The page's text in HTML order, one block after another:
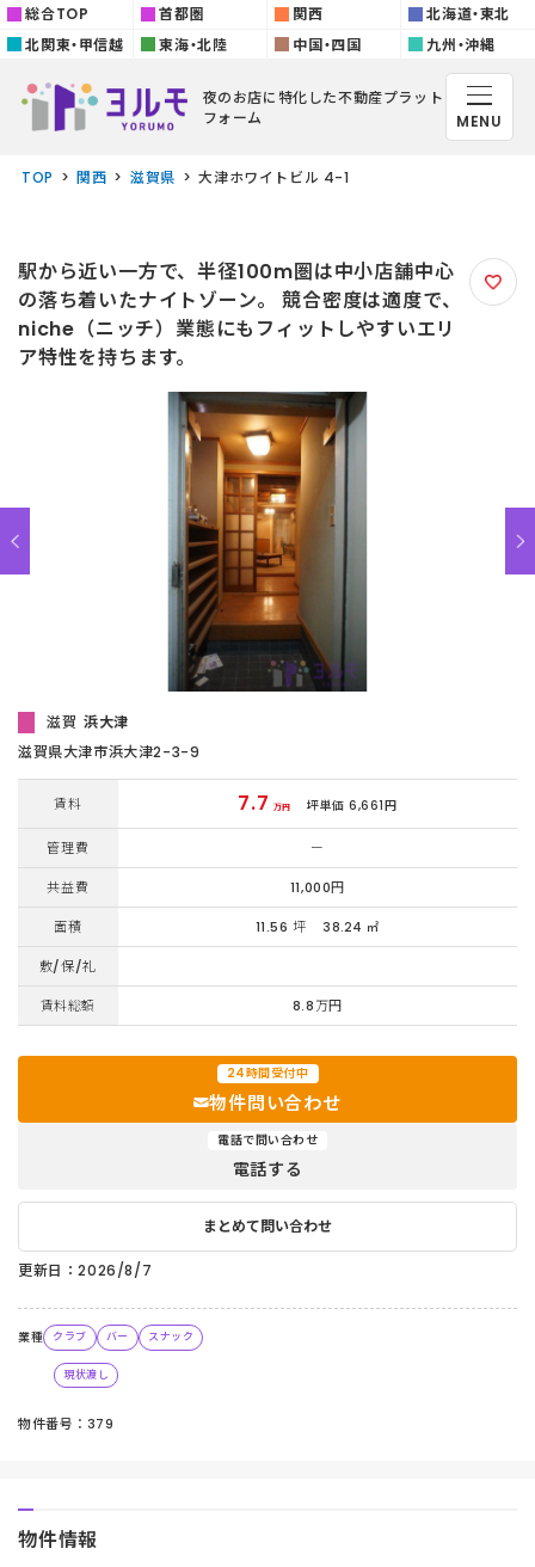
総合TOP 首都圏 関西
北海道・東北
北関東・甲信越
東海・北陸 中国・四国 九州・沖縄
夜のお店に特化した不動産プラット
フォーム
MENU
TOP 関西 滋賀県 大津ホワイトビル 4-1
駅から近い一方で、半径100m圏は中小店舗中心
の落ち着いたナイトゾーン。 競合密度は適度で、
niche（ニッチ）業態にもフィットしやすいエリ
ア特性を持ちます。
滋賀 浜大津
滋賀県大津市浜大津2-3-9
賃料 7.7 万円 坪単価 6,661円
管理費 ー
共益費 11,000円
面積 11.56 坪 38.24 ㎡
敷/保/礼
賃料総額 8.8万円
24時間受付中
物件問い合わせ
電話で問い合わせ
電話する
まとめて問い合わせ
更新日：2026/8/7
業種 クラブ バー スナック
現状渡し
物件番号：379
物件情報